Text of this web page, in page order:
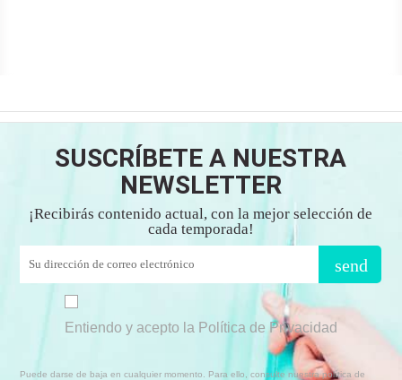
SUSCRÍBETE A NUESTRA
NEWSLETTER
¡Recibirás contenido actual, con la mejor selección de
cada temporada!
send
Entiendo y acepto la Política de Privacidad
Puede darse de baja en cualquier momento. Para ello, consulte nuestra política de